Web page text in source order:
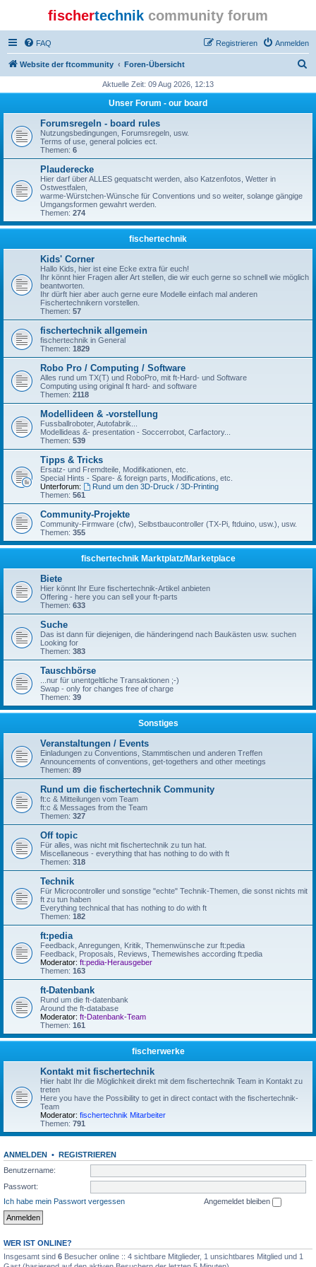
fischertechnik community forum
FAQ Anmelden
Registrieren
Website der ftcommunity Foren-Übersicht
h
Aktuelle Zeit: 09 Aug 2026, 12:13
Unser Forum - our board
Forumsregeln - board rules
Nutzungsbedingungen, Forumsregeln, usw.
Terms of use, general policies ect.
Themen: 6
Plauderecke
Hier darf über ALLES gequatscht werden, also Katzenfotos, Wetter in
Ostwestfalen,
warme-Würstchen-Wünsche für Conventions und so weiter, solange gängige
Umgangsformen gewahrt werden.
Themen: 274
fischertechnik
Kids' Corner
Hallo Kids, hier ist eine Ecke extra für euch!
Ihr könnt hier Fragen aller Art stellen, die wir euch gerne so schnell wie möglich
beantworten.
Ihr dürft hier aber auch gerne eure Modelle einfach mal anderen
Fischertechnikern vorstellen.
Themen: 57
fischertechnik allgemein
fischertechnik in General
Themen: 1829
Robo Pro / Computing / Software
Alles rund um TX(T) und RoboPro, mit ft-Hard- und Software
Computing using original ft hard- and software
Themen: 2118
Modellideen & -vorstellung
Fussballroboter, Autofabrik...
Modellideas &- presentation - Soccerrobot, Carfactory...
Themen: 539
Tipps & Tricks
Ersatz- und Fremdteile, Modifikationen, etc.
Special Hints - Spare- & foreign parts, Modifications, etc.
Unterforum:
Rund um den 3D-Druck / 3D-Printing
Themen: 561
Community-Projekte
Community-Firmware (cfw), Selbstbaucontroller (TX-Pi, ftduino, usw.), usw.
Themen: 355
fischertechnik Marktplatz/Marketplace
Biete
Hier könnt Ihr Eure fischertechnik-Artikel anbieten
Offering - here you can sell your ft-parts
Themen: 633
Suche
Das ist dann für diejenigen, die händeringend nach Baukästen usw. suchen
Looking for
Themen: 383
Tauschbörse
...nur für unentgeltliche Transaktionen ;-)
Swap - only for changes free of charge
Themen: 39
Sonstiges
Veranstaltungen / Events
Einladungen zu Conventions, Stammtischen und anderen Treffen
Announcements of conventions, get-togethers and other meetings
Themen: 89
Rund um die fischertechnik Community
ft:c & Mitteilungen vom Team
ft:c & Messages from the Team
Themen: 327
Off topic
Für alles, was nicht mit fischertechnik zu tun hat.
Miscellaneous - everything that has nothing to do with ft
Themen: 318
Technik
Für Microcontroller und sonstige "echte" Technik-Themen, die sonst nichts mit
ft zu tun haben
Everything technical that has nothing to do with ft
Themen: 182
ft:pedia
Feedback, Anregungen, Kritik, Themenwünsche zur ft:pedia
Feedback, Proposals, Reviews, Themewishes according ft:pedia
Moderator: ft:pedia-Herausgeber
Themen: 163
ft-Datenbank
Rund um die ft-datenbank
Around the ft-database
Moderator: ft-Datenbank-Team
Themen: 161
fischerwerke
Kontakt mit fischertechnik
Hier habt Ihr die Möglichkeit direkt mit dem fischertechnik Team in Kontakt zu
treten
Here you have the Possibility to get in direct contact with the fischertechnik-
Team
Moderator: fischertechnik Mitarbeiter
Themen: 791
ANMELDEN • REGISTRIEREN
Benutzername:
Passwort:
Ich habe mein Passwort vergessen
Angemeldet bleiben
WER IST ONLINE?
Insgesamt sind 6 Besucher online :: 4 sichtbare Mitglieder, 1 unsichtbares Mitglied und 1